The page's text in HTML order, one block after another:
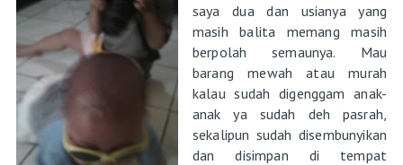
saya dua dan usianya yang
masih balita memang masih
berpolah semaunya. Mau
barang mewah atau murah
kalau sudah digenggam anak-
anak ya sudah deh pasrah,
sekalipun sudah disembunyikan
dan disimpan di tempat